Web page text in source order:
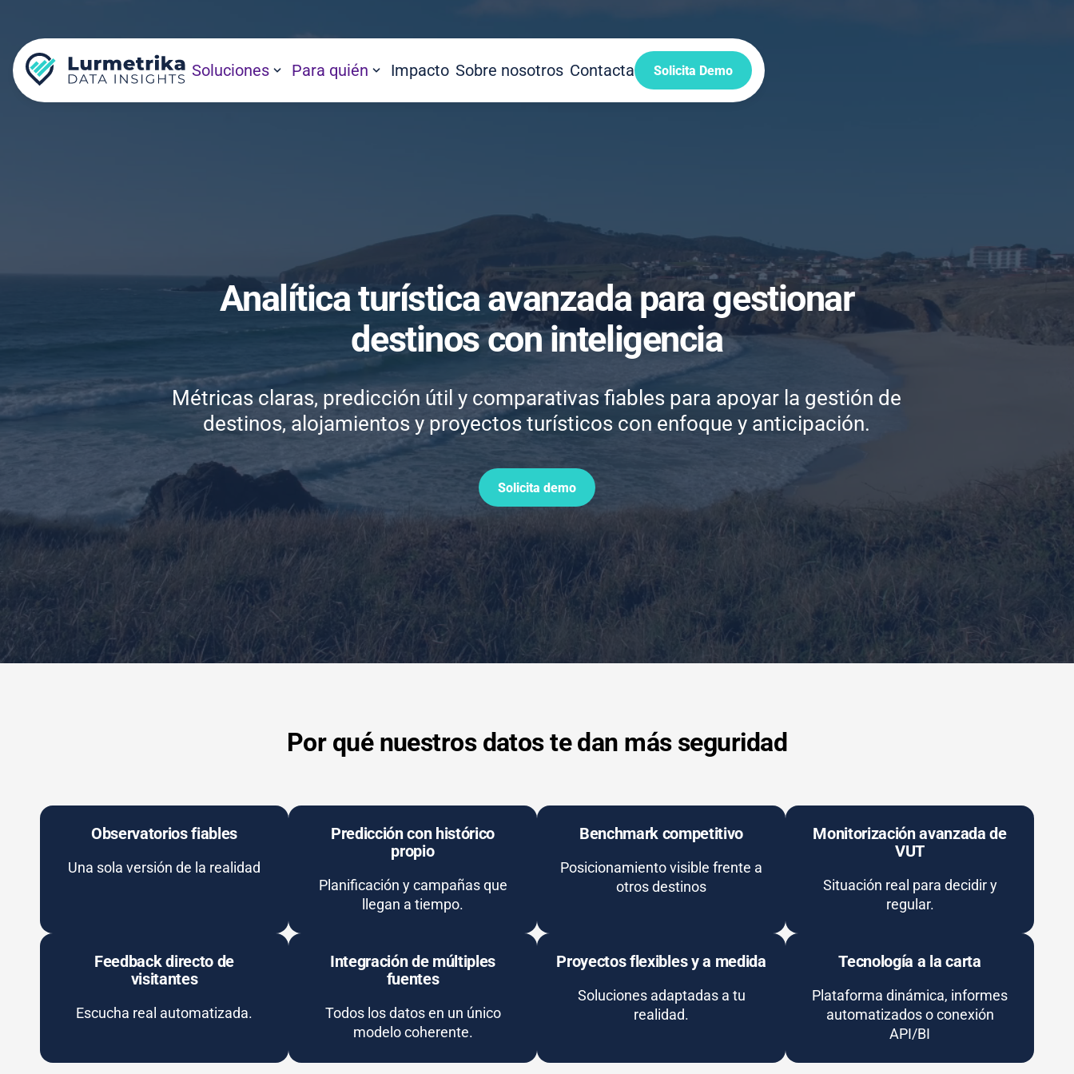
Soluciones Para quién Impacto Sobre nosotros Contacta Solicita Demo
Analítica turística avanzada para gestionar
destinos con inteligencia
Métricas claras, predicción útil y comparativas fiables para apoyar la gestión de
destinos, alojamientos y proyectos turísticos con enfoque y anticipación.
Solicita demo
Por qué nuestros datos te dan más seguridad
Observatorios fiables
Una sola versión de la realidad
Predicción con histórico
propio
Planificación y campañas que
llegan a tiempo.
Benchmark competitivo
Posicionamiento visible frente a
otros destinos
Monitorización avanzada de
VUT
Situación real para decidir y
regular.
Feedback directo de
visitantes
Escucha real automatizada.
Integración de múltiples
fuentes
Todos los datos en un único
modelo coherente.
Proyectos flexibles y a medida
Soluciones adaptadas a tu
realidad.
Tecnología a la carta
Plataforma dinámica, informes
automatizados o conexión
API/BI